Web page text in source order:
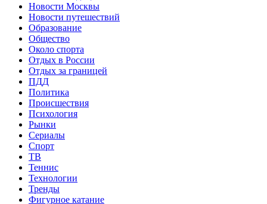
Новости Москвы
Новости путешествий
Образование
Общество
Около спорта
Отдых в России
Отдых за границей
ПДД
Политика
Происшествия
Психология
Рынки
Сериалы
Спорт
ТВ
Теннис
Технологии
Тренды
Фигурное катание